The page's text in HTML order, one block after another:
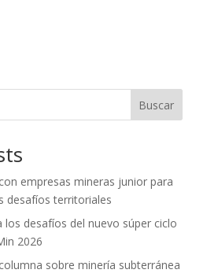
Buscar
empresas mineras junior para
desafíos territoriales
los desafíos del nuevo súper ciclo
2026
sobre minería subterránea